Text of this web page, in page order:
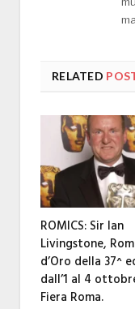
RELATED
ROMICS: Sir Ian
Livingstone,
d’Oro della 37^
dall’1 al 4
Fiera Roma.